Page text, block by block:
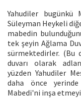
Yahudiler bugünkü
Süleyman Heykeli
mabedin
tek şeyin Ağlama
sürmektedirler. (Bu
duvarı olarak
yüzden Yahudiler
daha önce
Mabedi'ni inşa